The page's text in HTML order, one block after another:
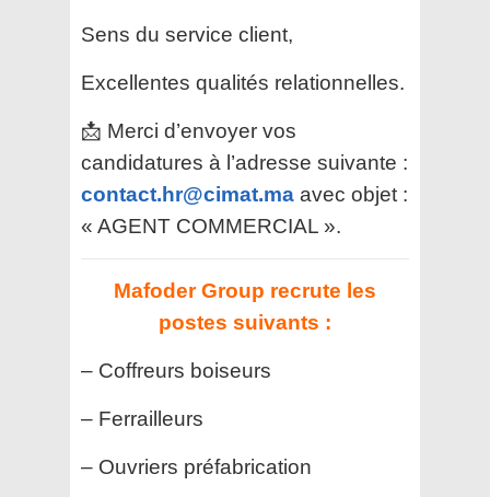
Sens du service client,
Excellentes qualités relationnelles.
📩 Merci d’envoyer vos
candidatures à l’adresse suivante :
contact.hr@cimat.ma avec objet :
« AGENT COMMERCIAL ».
Mafoder Group recrute les
postes suivants :
– Coffreurs boiseurs
– Ferrailleurs
– Ouvriers préfabrication